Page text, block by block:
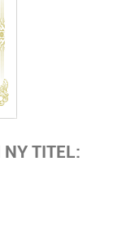
NY TITEL: